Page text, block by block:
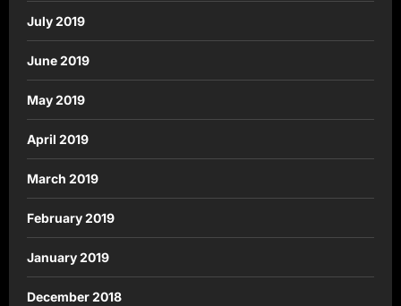
July 2019
June 2019
May 2019
April 2019
March 2019
February 2019
January 2019
December 2018